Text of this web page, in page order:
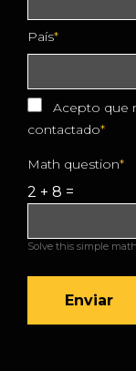
País
Acepto que
contactado
Math question
2 + 8 =
Solve this simple